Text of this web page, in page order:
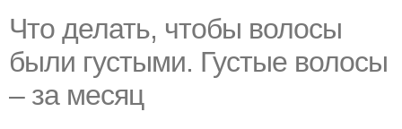
Что делать, чтобы волосы
были густыми. Густые волосы
– за месяц